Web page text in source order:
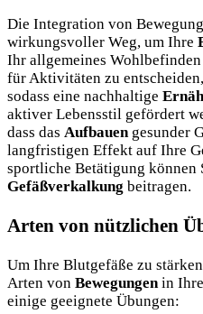
Die Integration von
wirkungsvoller Weg, um Ihre
Ihr allgemeines
für Aktivitäten zu
sodass eine nachhaltige
aktiver Lebensstil gefördert
dass das Aufbauen gesunder
langfristigen Effekt auf Ihre
sportliche Betätigung können
Gefäßverkalkung beitragen.
Arten von nützlichen
Um Ihre Blutgefäße zu
Arten von Bewegungen in
einige geeignete Übungen: